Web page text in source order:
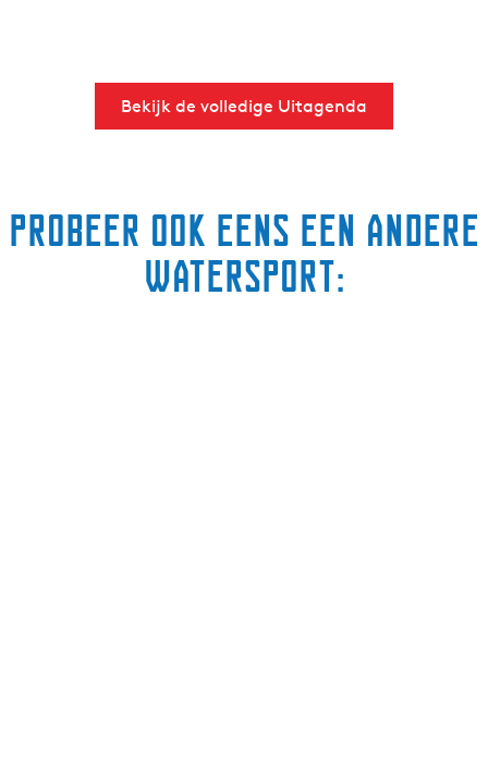
Bekijk de volledige Uitagenda
Probeer ook eens een andere
watersport: